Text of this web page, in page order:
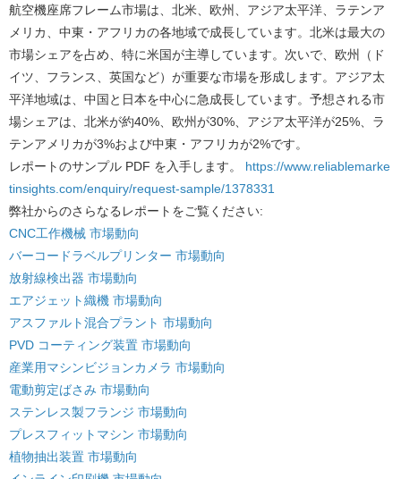
航空機座席フレーム市場は、北米、欧州、アジア太平洋、ラテンア
メリカ、中東・アフリカの各地域で成長しています。北米は最大の
市場シェアを占め、特に米国が主導しています。次いで、欧州（ド
イツ、フランス、英国など）が重要な市場を形成します。アジア太
平洋地域は、中国と日本を中心に急成長しています。予想される市
場シェアは、北米が約40%、欧州が30%、アジア太平洋が25%、ラ
テンアメリカが3%および中東・アフリカが2%です。
レポートのサンプル PDF を入手します。 https://www.reliablemarke
tinsights.com/enquiry/request-sample/1378331
弊社からのさらなるレポートをご覧ください:
CNC工作機械 市場動向
バーコードラベルプリンター 市場動向
放射線検出器 市場動向
エアジェット織機 市場動向
アスファルト混合プラント 市場動向
PVD コーティング装置 市場動向
産業用マシンビジョンカメラ 市場動向
電動剪定ばさみ 市場動向
ステンレス製フランジ 市場動向
プレスフィットマシン 市場動向
植物抽出装置 市場動向